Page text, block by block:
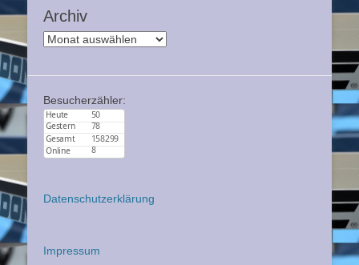
Archiv
Archiv
Besucherzähler:
Datenschutzerklärung
Impressum